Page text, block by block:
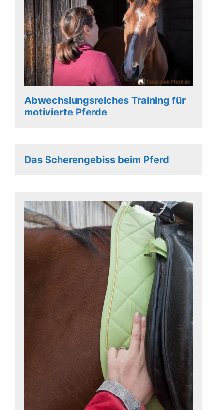
Abwechslungsreiches Training für
motivierte Pferde
Das Scherengebiss beim Pferd